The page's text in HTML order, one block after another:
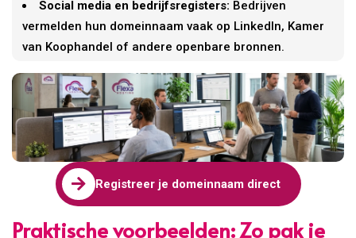
Social media en bedrijfsregisters: Bedrijven
vermelden hun domeinnaam vaak op LinkedIn, Kamer
van Koophandel of andere openbare bronnen.
 Registreer je domeinnaam direct
Praktische voorbeelden: Zo pak je